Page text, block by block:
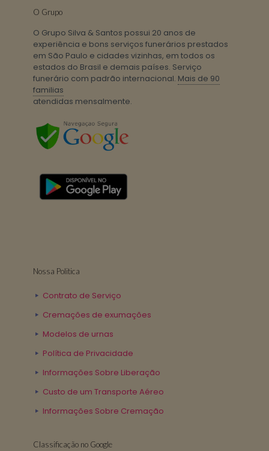
O Grupo
O Grupo Silva & Santos possui 20 anos de
experiência e bons serviços funerários prestados
em São Paulo e cidades vizinhas, em todos os
estados do Brasil e demais países. Serviço
funerário com padrão internacional. Mais de 90
familias
atendidas mensalmente.
Nossa Politica
Contrato de Serviço
Cremações de exumações
Modelos de urnas
Política de Privacidade
Informações Sobre Liberação
Custo de um Transporte Aéreo
Informações Sobre Cremação
Classificação no Google